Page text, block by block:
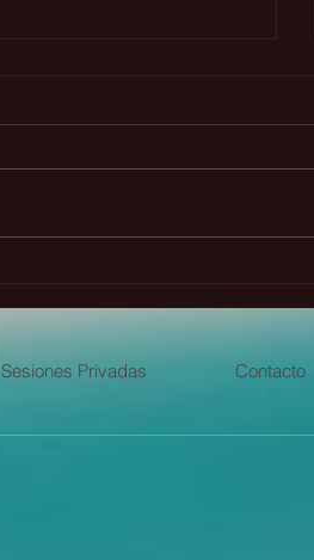
Sesiones Privadas Contacto